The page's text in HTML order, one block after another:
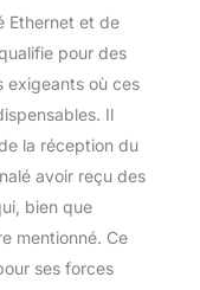
Ethernet et de
pour des
exigeants où ces
Il
la réception du
avoir reçu des
bien que
mentionné. Ce
ses forces